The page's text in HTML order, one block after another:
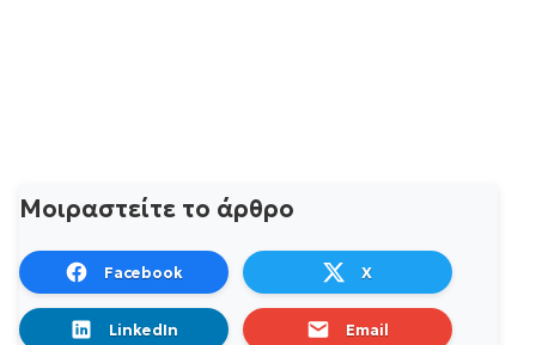
Μοιραστείτε το άρθρο
Facebook X
LinkedIn Email